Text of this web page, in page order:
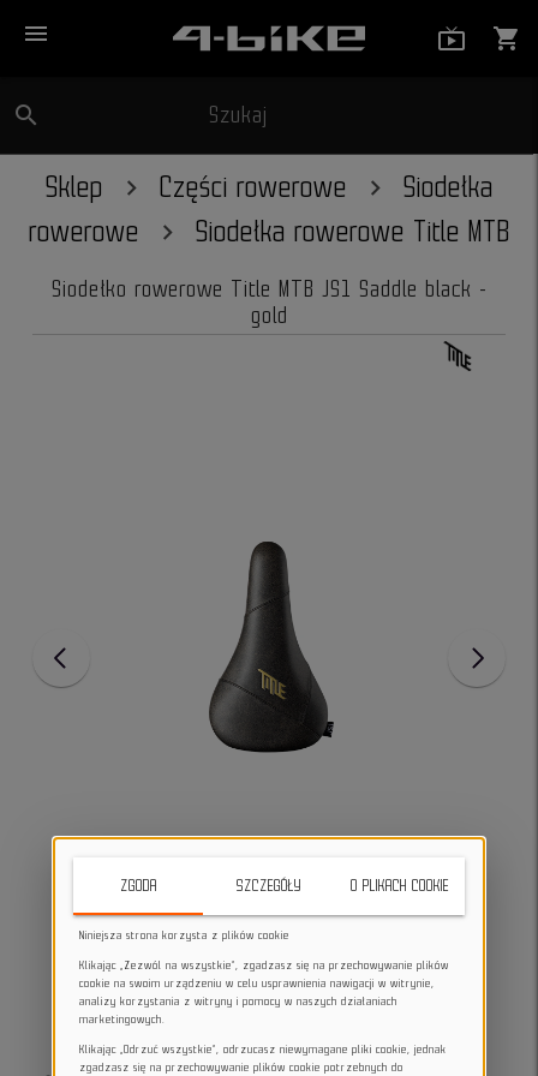
menu shopping_cart
search Szukaj
Sklep Części rowerowe
Siodełka
rowerowe
Siodełka rowerowe Title MTB
Siodełko rowerowe Title MTB JS1 Saddle black -
gold
ZGODA SZCZEGÓŁY O PLIKACH COOKIE
Niniejsza strona korzysta z plików cookie
Klikając „Zezwól na wszystkie”, zgadzasz się na przechowywanie plików
cookie na swoim urządzeniu w celu usprawnienia nawigacji w witrynie,
analizy korzystania z witryny i pomocy w naszych działaniach
marketingowych.
Klikając „Odrzuć wszystkie”, odrzucasz niewymagane pliki cookie, jednak
zgadzasz się na przechowywanie plików cookie potrzebnych do